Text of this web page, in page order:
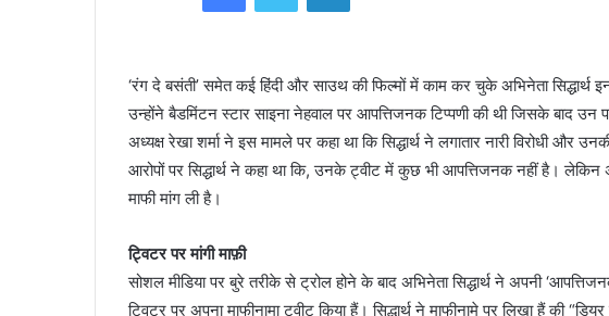
e
m
a
i
‘रंग दे बसंती’ समेत कई हिंदी और साउथ की फिल्मों में काम कर चुके अभिनेता सिद्धार्थ
उन्होंने बैडमिंटन स्टार साइना नेहवाल पर आपत्तिजनक टिप्पणी की थी जिसके बाद उन
अध्यक्ष रेखा शर्मा ने इस मामले पर कहा था कि सिद्धार्थ ने लगातार नारी विरोधी और
आरोपों पर सिद्धार्थ ने कहा था कि, उनके ट्वीट में कुछ भी आपत्तिजनक नहीं है। लेकिन
माफी मांग ली है।
ट्विटर पर मांगी माफ़ी
सोशल मीडिया पर बुरे तरीके से ट्रोल होने के बाद अभिनेता सिद्धार्थ ने अपनी
ट्विटर पर अपना माफीनामा ट्वीट किया हैं। सिद्धार्थ ने माफीनामे पर लिखा हैं की